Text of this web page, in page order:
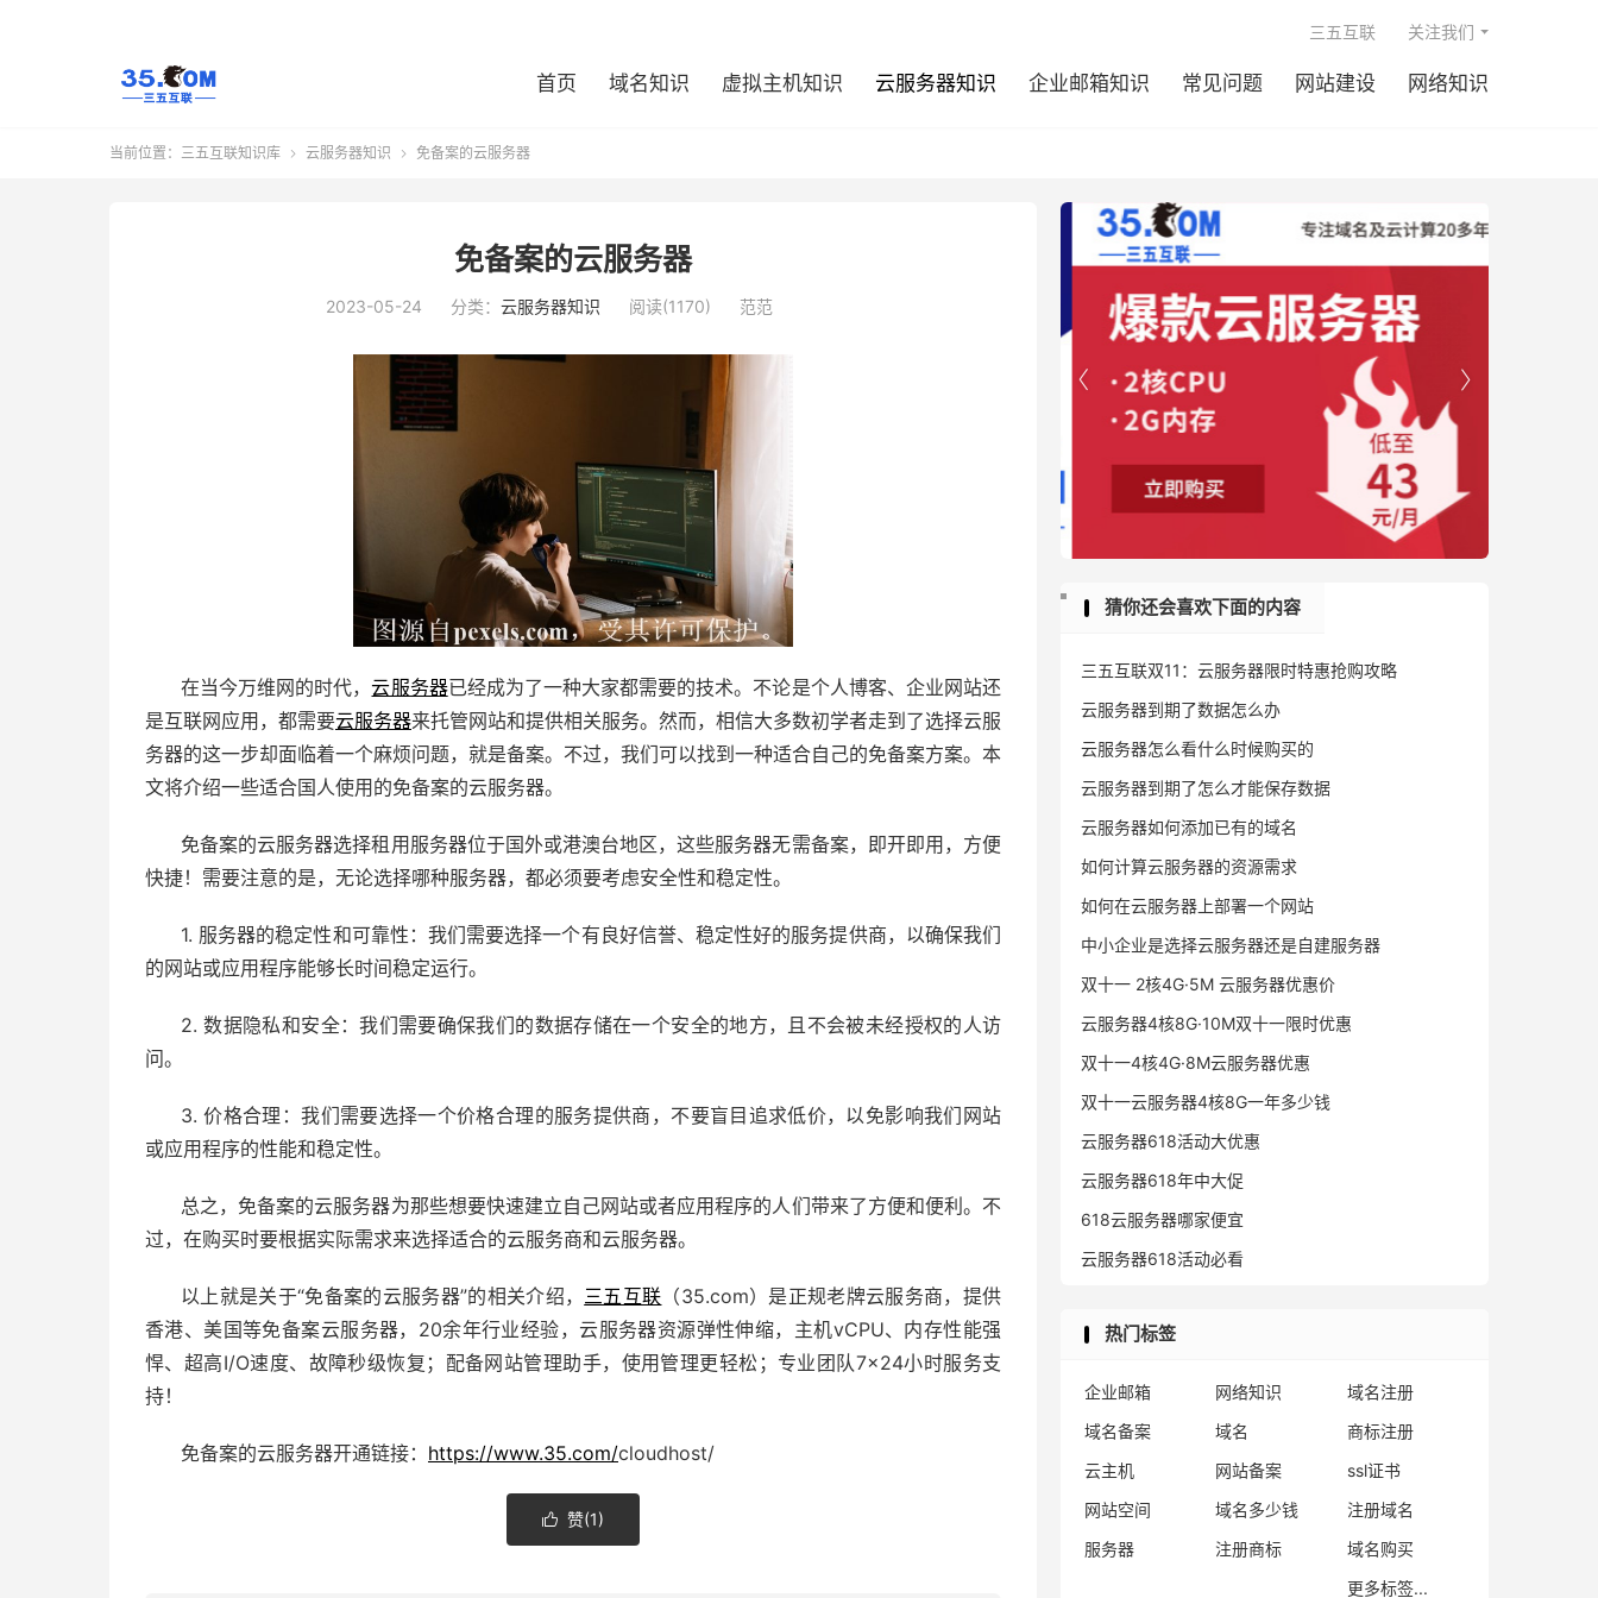
首页 域名知识 虚拟主机知识 云服务器知识 企业邮箱知识 常见问题 网站建设 网络知识
三五互联 关注我们
当前位置： 三五互联知识库  云服务器知识  免备案的云服务器
免备案的云服务器
2023-05-24 分类： 云服务器知识 阅读(1170) 范范
在当今万维网的时代，云服务器已经成为了一种大家都需要的技术。不论是个人博客、企业网站还
是互联网应用，都需要云服务器来托管网站和提供相关服务。然而，相信大多数初学者走到了选择云服
务器的这一步却面临着一个麻烦问题，就是备案。不过，我们可以找到一种适合自己的免备案方案。本
文将介绍一些适合国人使用的免备案的云服务器。
免备案的云服务器选择租用服务器位于国外或港澳台地区，这些服务器无需备案，即开即用，方便
快捷！需要注意的是，无论选择哪种服务器，都必须要考虑安全性和稳定性。
1. 服务器的稳定性和可靠性：我们需要选择一个有良好信誉、稳定性好的服务提供商，以确保我们
的网站或应用程序能够长时间稳定运行。
2. 数据隐私和安全：我们需要确保我们的数据存储在一个安全的地方，且不会被未经授权的人访
问。
3. 价格合理：我们需要选择一个价格合理的服务提供商，不要盲目追求低价，以免影响我们网站
或应用程序的性能和稳定性。
总之，免备案的云服务器为那些想要快速建立自己网站或者应用程序的人们带来了方便和便利。不
过，在购买时要根据实际需求来选择适合的云服务商和云服务器。
以上就是关于“免备案的云服务器”的相关介绍， 三五互联 （35.com）是正规老牌云服务商，提供
香港、美国等免备案云服务器，20余年行业经验，云服务器资源弹性伸缩，主机vCPU、内存性能强
悍、超高I/O速度、故障秒级恢复；配备网站管理助手，使用管理更轻松；专业团队7×24小时服务支
持！
免备案的云服务器开通链接： https://www.35.com/cloudhost/
 赞(1)


猜你还会喜欢下面的内容
三五互联双11：云服务器限时特惠抢购攻略
云服务器到期了数据怎么办
云服务器怎么看什么时候购买的
云服务器到期了怎么才能保存数据
云服务器如何添加已有的域名
如何计算云服务器的资源需求
如何在云服务器上部署一个网站
中小企业是选择云服务器还是自建服务器
双十一 2核4G·5M 云服务器优惠价
云服务器4核8G·10M双十一限时优惠
双十一4核4G·8M云服务器优惠
双十一云服务器4核8G一年多少钱
云服务器618活动大优惠
云服务器618年中大促
618云服务器哪家便宜
云服务器618活动必看
热门标签
企业邮箱 网络知识
域名注册
域名备案
域名
商标注册
云主机
网站备案
ssl证书
网站空间
域名多少钱
注册域名
服务器
注册商标
域名购买
更多标签...